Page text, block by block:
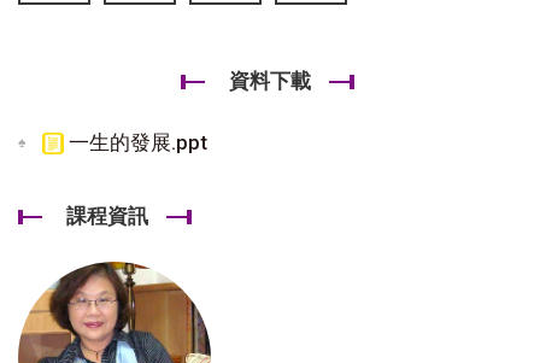
資料下載
一生的發展.ppt
課程資訊